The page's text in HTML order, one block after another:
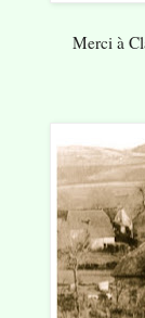
Merci à